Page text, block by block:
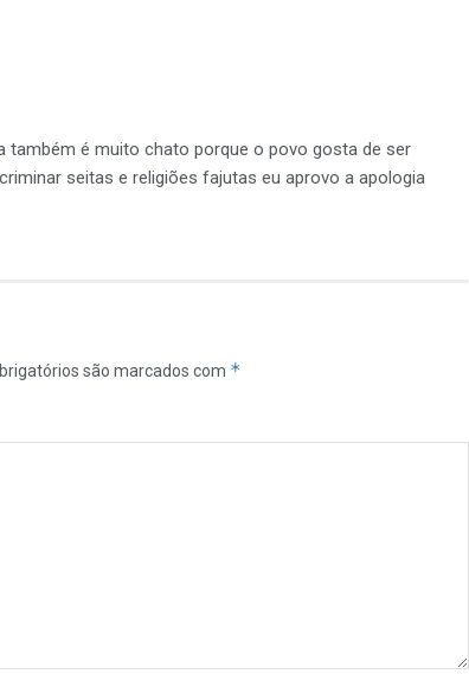
também é muito chato porque o povo gosta de ser
seitas e religiões fajutas eu aprovo a apologia
são marcados com *